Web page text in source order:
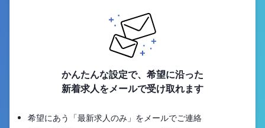
かんたんな設定で、希望に沿った
新着求人をメールで受け取れます
希望にあう「最新求人のみ」をメールでご連絡